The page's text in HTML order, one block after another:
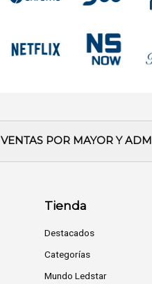
VENTAS POR MAYOR Y
Tienda
Destacados
Categorías
Mundo Ledstar